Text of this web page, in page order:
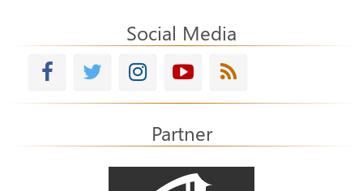
Social Media
Partner